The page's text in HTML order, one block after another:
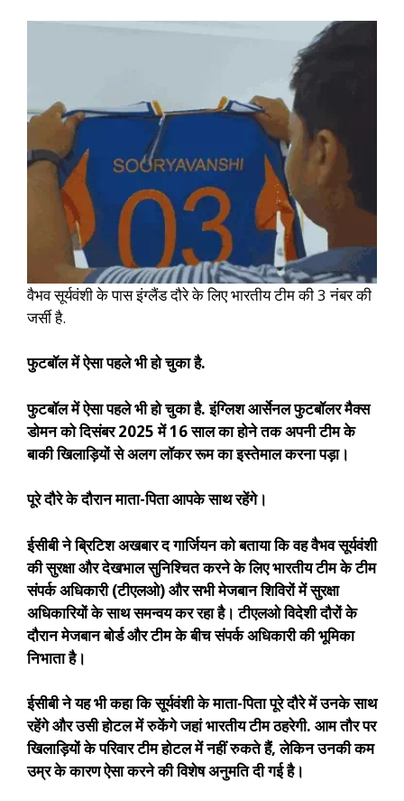
वैभव सूर्यवंशी के पास इंग्लैंड दौरे के लिए भारतीय टीम की 3 नंबर की
जर्सी है.
फुटबॉल में ऐसा पहले भी हो चुका है.
फुटबॉल में ऐसा पहले भी हो चुका है. इंग्लिश आर्सेनल फुटबॉलर मैक्स
डोमन को दिसंबर 2025 में 16 साल का होने तक अपनी टीम के
बाकी खिलाड़ियों से अलग लॉकर रूम का इस्तेमाल करना पड़ा।
पूरे दौरे के दौरान माता-पिता आपके साथ रहेंगे।
ईसीबी ने ब्रिटिश अखबार द गार्जियन को बताया कि वह वैभव सूर्यवंशी
की सुरक्षा और देखभाल सुनिश्चित करने के लिए भारतीय टीम के टीम
संपर्क अधिकारी (टीएलओ) और सभी मेजबान शिविरों में सुरक्षा
अधिकारियों के साथ समन्वय कर रहा है। टीएलओ विदेशी दौरों के
दौरान मेजबान बोर्ड और टीम के बीच संपर्क अधिकारी की भूमिका
निभाता है।
ईसीबी ने यह भी कहा कि सूर्यवंशी के माता-पिता पूरे दौरे में उनके साथ
रहेंगे और उसी होटल में रुकेंगे जहां भारतीय टीम ठहरेगी. आम तौर पर
खिलाड़ियों के परिवार टीम होटल में नहीं रुकते हैं, लेकिन उनकी कम
उम्र के कारण ऐसा करने की विशेष अनुमति दी गई है।